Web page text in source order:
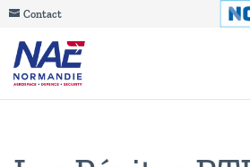
Contact